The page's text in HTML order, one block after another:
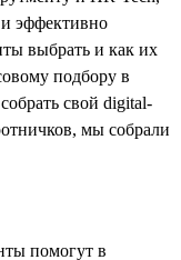
эффективно
выбрать и как их
подбору в
свой digital-
мы собрали